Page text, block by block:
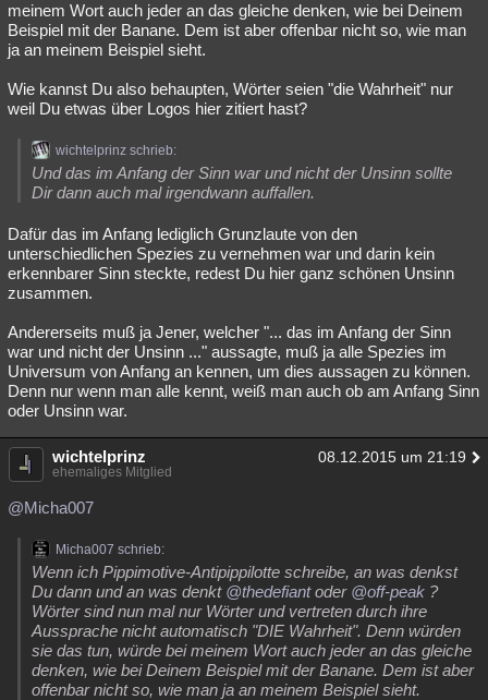
meinem Wort auch jeder an das gleiche denken, wie bei Deinem
Beispiel mit der Banane. Dem ist aber offenbar nicht so, wie man
ja an meinem Beispiel sieht.
Wie kannst Du also behaupten, Wörter seien "die Wahrheit" nur
weil Du etwas über Logos hier zitiert hast?
wichtelprinz schrieb:
Und das im Anfang der Sinn war und nicht der Unsinn sollte
Dir dann auch mal irgendwann auffallen.
Dafür das im Anfang lediglich Grunzlaute von den
unterschiedlichen Spezies zu vernehmen war und darin kein
erkennbarer Sinn steckte, redest Du hier ganz schönen Unsinn
zusammen.
Andererseits muß ja Jener, welcher "... das im Anfang der Sinn
war und nicht der Unsinn ..." aussagte, muß ja alle Spezies im
Universum von Anfang an kennen, um dies aussagen zu können.
Denn nur wenn man alle kennt, weiß man auch ob am Anfang Sinn
oder Unsinn war.
wichtelprinz 08.12.2015 um 21:19
ehemaliges Mitglied
@Micha007
Micha007 schrieb:
Wenn ich Pippimotive-Antipippilotte schreibe, an was denkst
Du dann und an was denkt @thedefiantoder @off-peak ?
Wörter sind nun mal nur Wörter und vertreten durch ihre
Aussprache nicht automatisch "DIE Wahrheit". Denn würden
sie das tun, würde bei meinem Wort auch jeder an das gleiche
denken, wie bei Deinem Beispiel mit der Banane. Dem ist aber
offenbar nicht so, wie man ja an meinem Beispiel sieht.